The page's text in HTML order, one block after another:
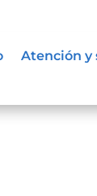
Atención y